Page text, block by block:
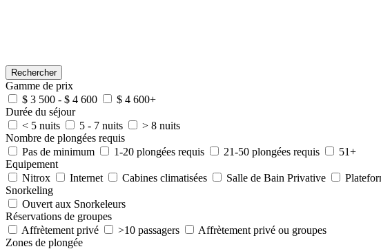
Rechercher
Gamme de prix
$ 3 500 - $ 4 600
$ 4 600+
Durée du séjour
< 5 nuits
5 - 7 nuits
> 8 nuits
Nombre de plongées requis
Pas de minimum
1-20 plongées requis 21-50 plongées requis
51+
Equipement
Nitrox
Internet Cabines climatisées Salle de Bain Privative
Snorkeling
Ouvert aux Snorkeleurs
Réservations de groupes
Affrètement privé
>10 passagers
Affrètement privé ou groupes
Zones de plongée